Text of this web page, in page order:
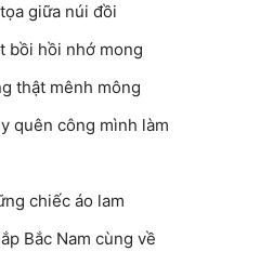
giữa núi đồi
bồi hồi nhớ mong
thật mênh mông
quên công mình làm
chiếc áo lam
Bắc Nam cùng về